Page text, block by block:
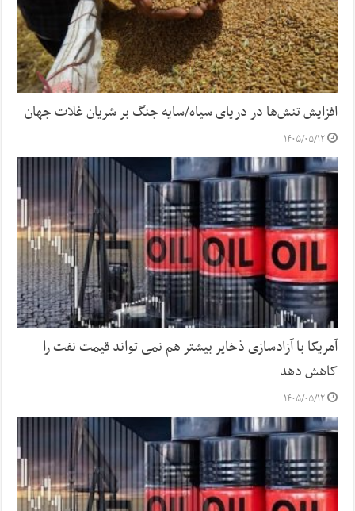
افزایش تنش‌ها در دریای سیاه/سایه جنگ بر شریان غلات جهان
۱۴۰۵/۰۵/۱۲
آمریکا با آزادسازی ذخایر بیشتر هم نمی تواند قیمت نفت را
کاهش دهد
۱۴۰۵/۰۵/۱۲